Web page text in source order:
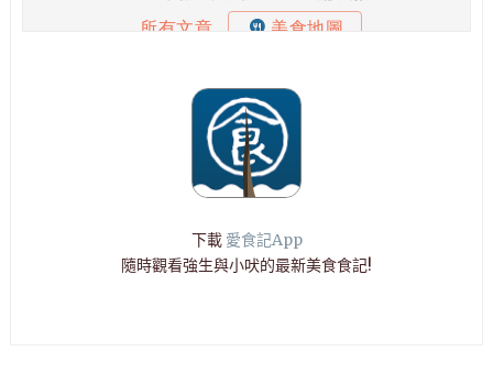
下載 愛食記App
隨時觀看強生與小吠的最新美食食記!